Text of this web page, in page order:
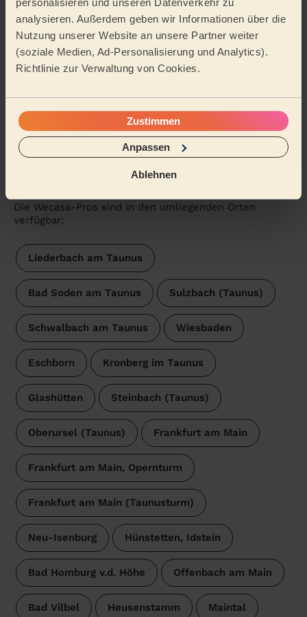
analysieren. Außerdem geben wir Informationen über die
Nutzung unserer Website an unsere Partner weiter
(soziale Medien, Ad-Personalisierung und Analytics).
Richtlinie zur Verwaltung von Cookies.
Zustimmen
Anpassen
Ablehnen
freundlich, die Kommunikation lief auch einwandfrei
und ich fühle mich bestens unterstützt. Ich fr...Mehr
lesen
Anne (Frankfurt am Main)
Weitere Bewertungen anzeigen
Eine Reinigungskraft in der
Nähe von Hofheim am Taunus
Die Wecasa-Pros sind in den umliegenden Orten
verfügbar:
Liederbach am Taunus
Bad Soden am Taunus Sulzbach (Taunus)
Schwalbach am Taunus Wiesbaden
Eschborn Kronberg im Taunus
Glashütten Steinbach (Taunus)
Oberursel (Taunus) Frankfurt am Main
Frankfurt am Main, Opernturm
Frankfurt am Main (Taunusturm)
Neu-Isenburg Hünstetten, Idstein
Bad Homburg v.d. Höhe Offenbach am Main
Bad Vilbel Heusenstamm Maintal